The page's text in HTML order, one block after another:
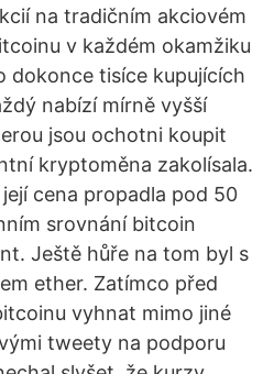
na tradičním akciovém
v každém okamžiku
dokonce tisíce kupujících
nabízí mírně vyšší
jsou ochotni koupit
kryptoměna zakolísala.
cena propadla pod 50
srovnání bitcoin
Ještě hůře na tom byl s
ether. Zatímco před
vyhnat mimo jiné
tweety na podporu